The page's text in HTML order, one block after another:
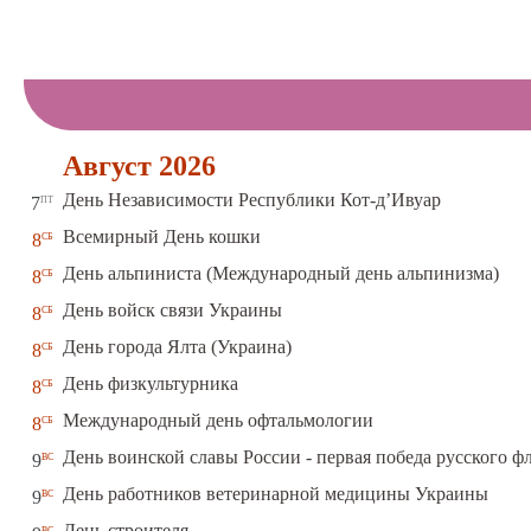
Август 2026
7пт День Независимости Республики Кот-д’Ивуар
8сб Всемирный День кошки
8сб День альпиниста (Международный день альпинизма)
8сб День войск связи Украины
8сб День города Ялта (Украина)
8сб День физкультурника
8сб Международный день офтальмологии
9вс День воинской славы России - первая победа русского
9вс День работников ветеринарной медицины Украины